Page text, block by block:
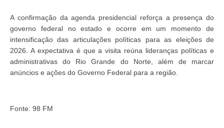
A confirmação da agenda presidencial reforça a presença do
governo federal no estado e ocorre em um momento de
intensificação das articulações políticas para as eleições de
2026. A expectativa é que a visita reúna lideranças políticas e
administrativas do Rio Grande do Norte, além de marcar
anúncios e ações do Governo Federal para a região.
Fonte: 98 FM